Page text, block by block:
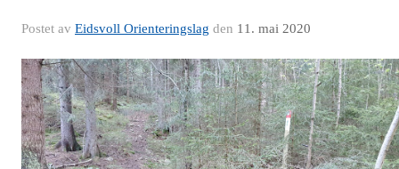
Postet av Eidsvoll Orienteringslag den 11. mai 2020